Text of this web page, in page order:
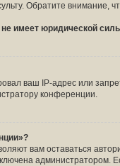
Обратите внимание,
имеет юридической
ваш IP-адрес или
конференции.
вам оставаться